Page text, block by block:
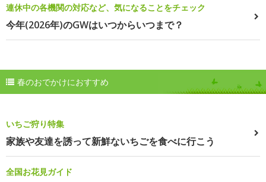
連休中の各機関の対応など、気になることをチェック
今年(2026年)のGWはいつからいつまで？
春のおでかけにおすすめ
いちご狩り特集
家族や友達を誘って新鮮ないちごを食べに行こう
全国お花見ガイド